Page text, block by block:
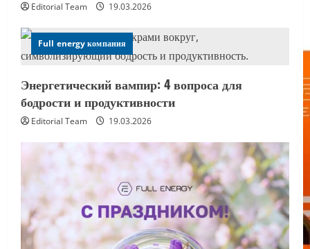
Editorial Team 19.03.2026
Full energy компания
Энергетический вампир: 4 вопроса для
бодрости и продуктивности
Editorial Team 19.03.2026